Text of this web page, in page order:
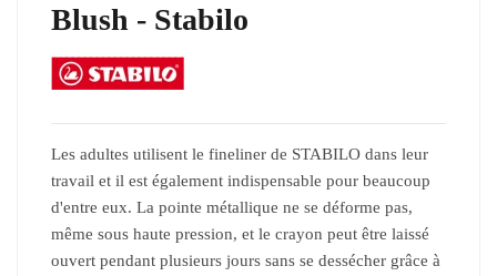
Blush - Stabilo
Les adultes utilisent le fineliner de STABILO dans leur
travail et il est également indispensable pour beaucoup
d'entre eux. La pointe métallique ne se déforme pas,
même sous haute pression, et le crayon peut être laissé
ouvert pendant plusieurs jours sans se dessécher grâce à